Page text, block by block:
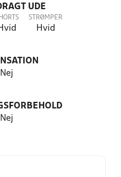
UDE
STRØMPER
Hvid
Nej
Nej